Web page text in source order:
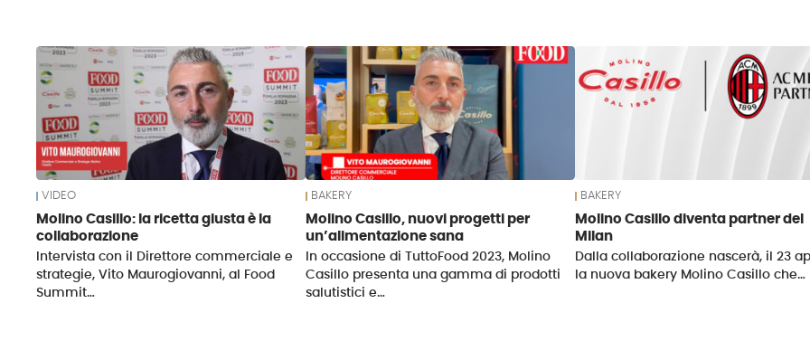
VIDEO
Molino Casillo: la ricetta giusta è la
collaborazione
Intervista con il Direttore commerciale e
strategie, Vito Maurogiovanni, al Food
Summit…
BAKERY
Molino Casillo, nuovi progetti per
un’alimentazione sana
In occasione di TuttoFood 2023, Molino
Casillo presenta una gamma di prodotti
salutistici e…
BAKERY
Molino Casillo diventa partner del
Milan
Dalla collaborazione nascerà, il 23
la nuova bakery Molino Casillo che…